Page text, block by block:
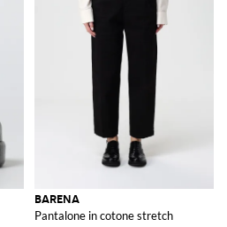
BARENA
Pantalone in cotone stretch